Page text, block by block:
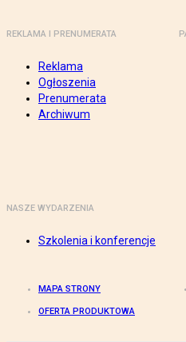
REKLAMA I PRENUMERATA
Reklama
Ogłoszenia
Prenumerata
Archiwum
NASZE WYDARZENIA
Szkolenia i konferencje
MAPA STRONY
OFERTA PRODUKTOWA